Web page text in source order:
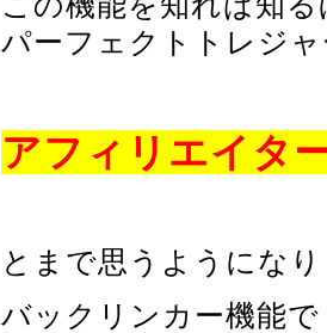
パーフェクトトレジ
アフィリエイタ
とまで思うようにな
バックリンカー機能で